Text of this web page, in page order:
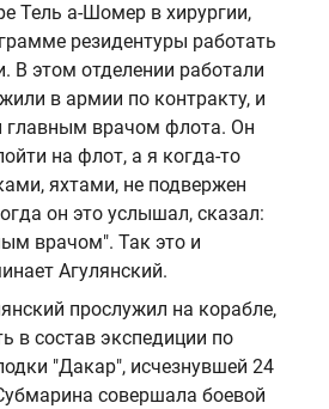
Тель а-Шомер в хирургии,
резидентуры работать
В этом отделении работали
в армии по контракту, и
главным врачом флота. Он
на флот, а я когда-то
яхтами, не подвержен
он это услышал, сказал:
врачом". Так это и
Агулянский.
прослужил на корабле,
в состав экспедиции по
"Дакар", исчезнувшей 24
совершала боевой